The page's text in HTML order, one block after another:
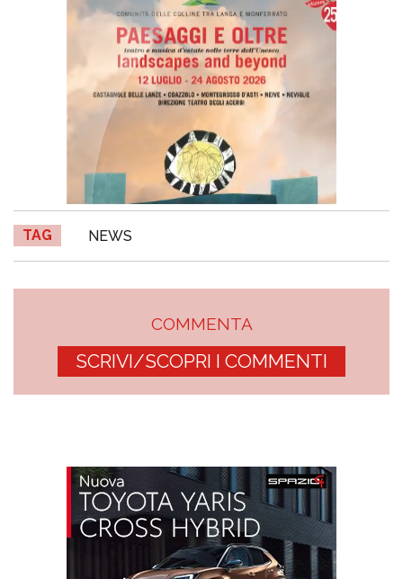
TAG NEWS
COMMENTA
SCRIVI/SCOPRI I COMMENTI